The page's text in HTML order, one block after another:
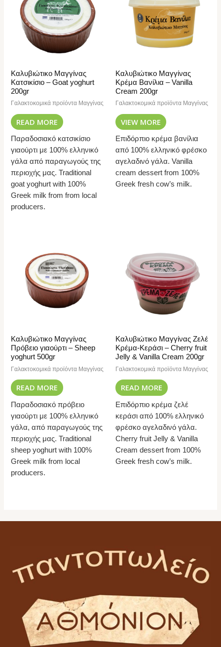
Καλυβιώτικο Μαγγίνας
Κατσικίσιο – Goat yoghurt
200gr
Γαλακτοκομικά προϊόντα Μαγγίνας
READ MORE
Παραδοσιακό κατσικίσιο
γιαούρτι με 100% ελληνικό
γάλα από παραγωγούς της
περιοχής μας. Traditional
goat yoghurt with 100%
Greek milk from from local
producers.
Καλυβιώτικο Μαγγίνας
Κρέμα Βανίλια – Vanilla
Cream 200gr
Γαλακτοκομικά προϊόντα Μαγγίνας
VIEW MORE
Επιδόρπιο κρέμα βανίλια
από 100% ελληνικό φρέσκο
αγελαδινό γάλα. Vanilla
cream dessert from 100%
Greek fresh cow’s milk.
Καλυβιώτικο Μαγγίνας
Πρόβειο γιαούρτι – Sheep
yoghurt 500gr
Γαλακτοκομικά προϊόντα Μαγγίνας
READ MORE
Παραδοσιακό πρόβειο
γιαούρτι με 100% ελληνικό
γάλα, από παραγωγούς της
περιοχής μας. Traditional
sheep yoghurt with 100%
Greek milk from local
producers.
Καλυβιώτικο Μαγγίνας Ζελέ
Κρέμα-Κεράσι – Cherry fruit
Jelly & Vanilla Cream 200gr
Γαλακτοκομικά προϊόντα Μαγγίνας
READ MORE
Επιδόρπιο κρέμα ζελέ
κεράσι από 100% ελληνικό
φρέσκο αγελαδινό γάλα.
Cherry fruit Jelly & Vanilla
Cream dessert from 100%
Greek fresh cow’s milk.